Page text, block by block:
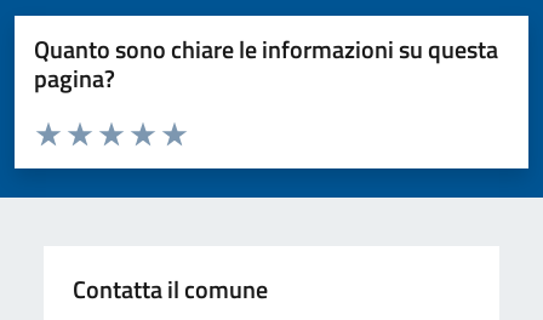
Quanto sono chiare le informazioni su questa
pagina?
Valuta da 1 a 5 stelle la pagina
Valuta 5 stelle su 5
Valuta 4 stelle su 5
Valuta 3 stelle su 5
Valuta 2 stelle su 5
Valuta 1 stelle su 5
Contatta il comune